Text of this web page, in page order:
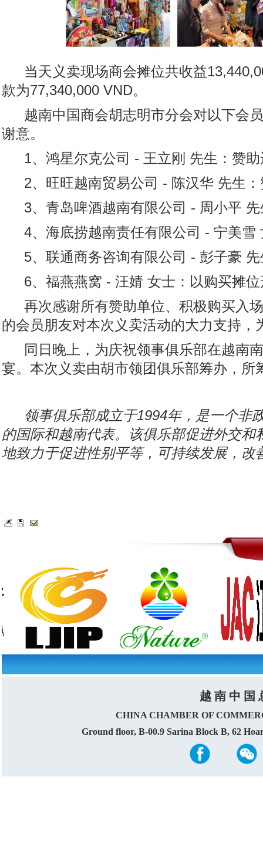
当天义卖现场商会摊位共收益
款为77,340,000 VND。
越南中国商会胡志明市分会对以下会
谢意。
1、鸿星尔克公司 - 王立刚 先生：赞
2、 旺旺越南贸易公司 - 陈汉华 先生
3、 青岛啤酒越南有限公司 - 周小平
4、 海底捞越南责任有限公司 - 宁美雪
5、 联通商务咨询有限公司 - 彭子豪
6、 福燕燕窝 - 汪婧 女士：以购买摊
再次感谢所有赞助单位、积极购买入
的会员朋友对本次义卖活动的大力支持，
同日晚上，为庆祝领事俱乐部在越南
宴。本次义卖由胡市领团俱乐部筹办，所
领事俱乐部成立于1994年，是一个非
的国际和越南代表。该俱乐部促进外交
地致力于促进性别平等，可持续发展，改
越 南 中 国
CHINA CHAMBER OF
Ground floor, B-00.9 Sarina Block B, 62